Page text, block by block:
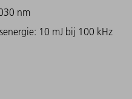
nm
10 mJ bij 100 kHz